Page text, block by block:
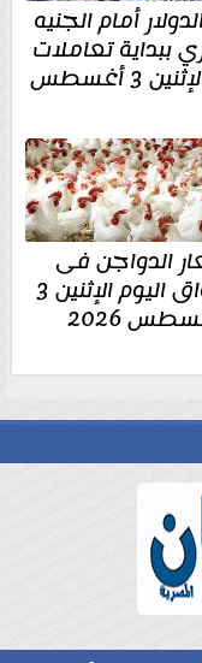
أمام الجنيه
ببداية تعاملات
3 أغسطس
الدواجن فى
الأسواق اليوم الإثنين 3
2026